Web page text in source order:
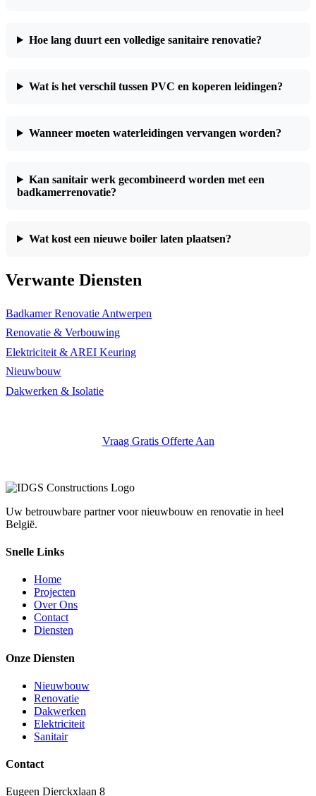
Hoe lang duurt een volledige sanitaire renovatie?
Wat is het verschil tussen PVC en koperen leidingen?
Wanneer moeten waterleidingen vervangen worden?
Kan sanitair werk gecombineerd worden met een
badkamerrenovatie?
Wat kost een nieuwe boiler laten plaatsen?
Verwante Diensten
Badkamer Renovatie Antwerpen
Renovatie & Verbouwing
Elektriciteit & AREI Keuring
Nieuwbouw
Dakwerken & Isolatie
Vraag Gratis Offerte Aan
Uw betrouwbare partner voor nieuwbouw en renovatie in heel
België.
Snelle Links
Home
Projecten
Over Ons
Contact
Diensten
Onze Diensten
Nieuwbouw
Renovatie
Dakwerken
Elektriciteit
Sanitair
Contact
Eugeen Dierckxlaan 8